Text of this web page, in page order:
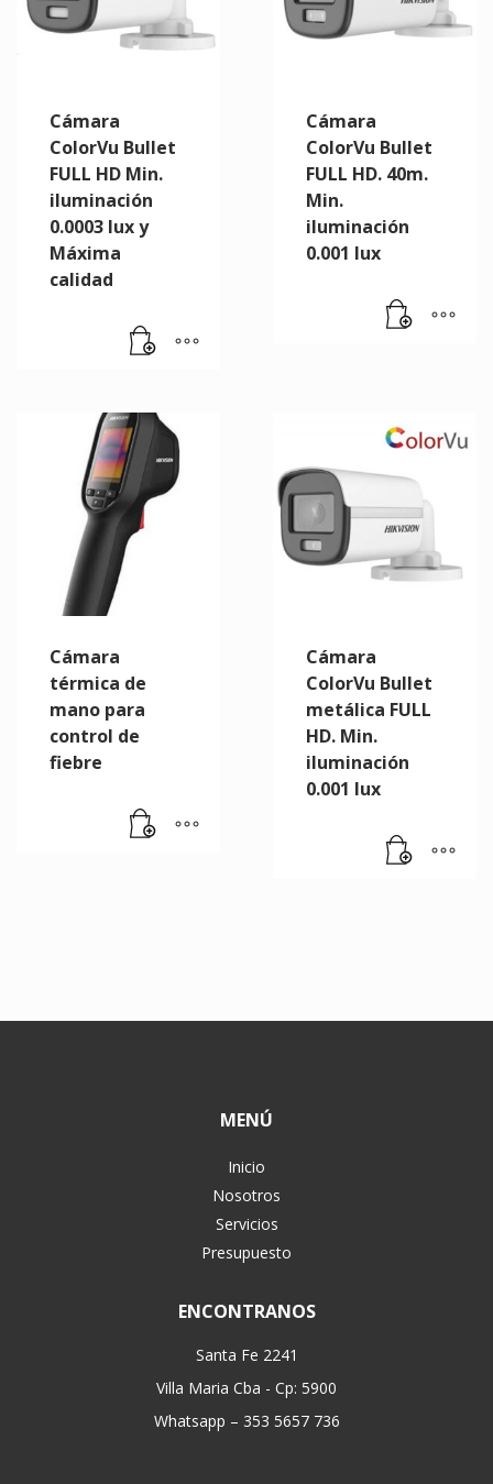
Cámara
ColorVu Bullet
FULL HD Min.
iluminación
0.0003 lux y
Máxima
calidad
Cámara
ColorVu Bullet
FULL HD. 40m.
Min.
iluminación
0.001 lux
Cámara
térmica de
mano para
control de
fiebre
Cámara
ColorVu Bullet
metálica FULL
HD. Min.
iluminación
0.001 lux
MENÚ
Inicio
Nosotros
Servicios
Presupuesto
ENCONTRANOS
Santa Fe 2241
Villa Maria Cba - Cp: 5900
Whatsapp – 353 5657 736